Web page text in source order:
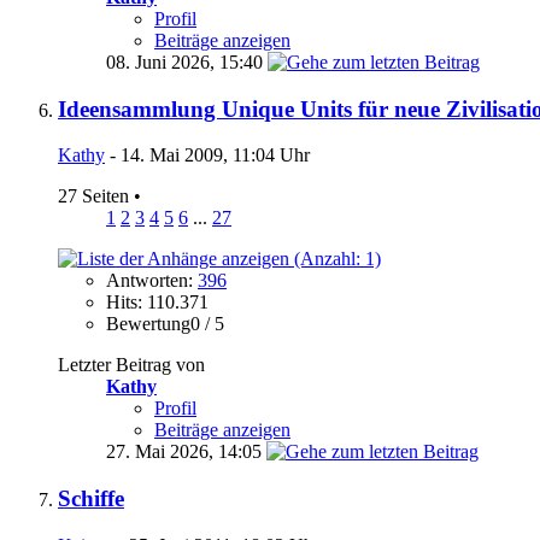
Profil
Beiträge anzeigen
08. Juni 2026, 15:40
Ideensammlung Unique Units für neue
Kathy - 14. Mai 2009, 11:04 Uhr
27 Seiten •
1 2 3 4 5 6 ... 27
Antworten: 396
Hits: 110.371
Bewertung0 / 5
Letzter Beitrag von
Kathy
Profil
Beiträge anzeigen
27. Mai 2026, 14:05
Schiffe